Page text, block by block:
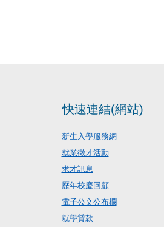
快速連結(網站)
新生入學服務網
就業徵才活動
求才訊息
歷年校慶回顧
電子公文公布欄
就學貸款